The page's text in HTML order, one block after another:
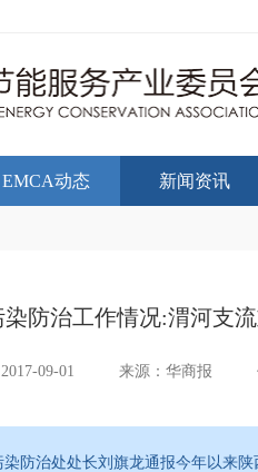
EMCA动态 新闻资讯
染防治工作情况:渭河支
09-01 来源：华商报
防治处处长刘旗龙通报今年以来陕